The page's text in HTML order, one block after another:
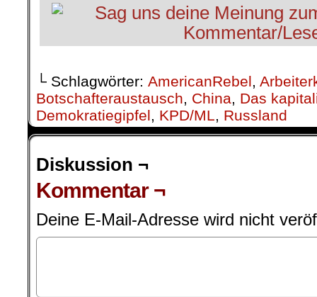
└ Schlagwörter: AmericanRebel,
Botschafteraustausch, China, Das
Demokratiegipfel, KPD/ML, Russland
Diskussion ¬
Kommentar ¬
Deine E-Mail-Adresse wird nicht